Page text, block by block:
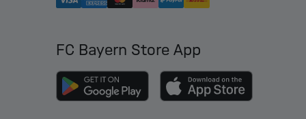
FC Bayern Store App